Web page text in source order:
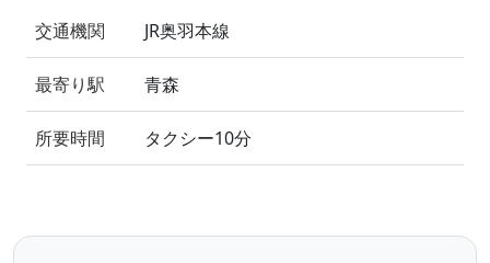
交通機関 JR奥羽本線
最寄り駅 青森
所要時間 タクシー10分